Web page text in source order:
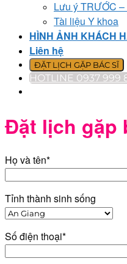
Lưu ý TRƯỚC
Tài liệu Y khoa
HÌNH ẢNH KHÁCH
Liên hệ
ĐẶT LỊCH GẶP BÁC SĨ
HOTLINE 0937 999
Đặt lịch gặp
Họ và tên*
Tỉnh thành sinh sống
Số điện thoại*